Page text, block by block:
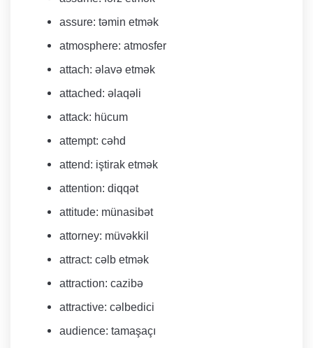
assure: təmin etmək
atmosphere: atmosfer
attach: əlavə etmək
attached: əlaqəli
attack: hücum
attempt: cəhd
attend: iştirak etmək
attention: diqqət
attitude: münasibət
attorney: müvəkkil
attract: cəlb etmək
attraction: cazibə
attractive: cəlbedici
audience: tamaşaçı